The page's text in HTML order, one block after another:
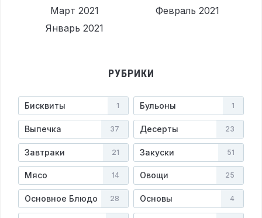
Март 2021
Февраль 2021
Январь 2021
РУБРИКИ
Бисквиты 1 Бульоны 1
Выпечка 37 Десерты 23
Завтраки 21 Закуски 51
Мясо 14 Овощи 25
Основное Блюдо 28 Основы 4